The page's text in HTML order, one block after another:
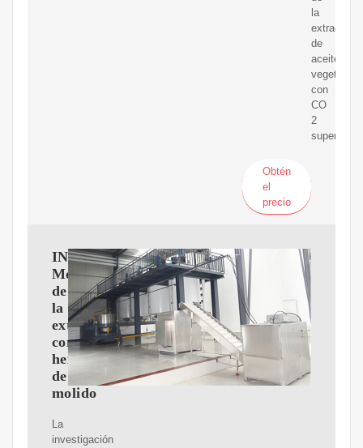
la
extracción
de
aceites
vegetales
con
CO
2
Obtén
el
precio
INVESTIGACIóN.
Modelado
de
la
extracción
con
hexano
de
molido
La
investigación